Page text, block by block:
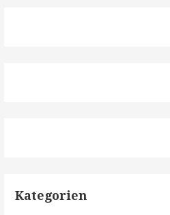
Kategorien